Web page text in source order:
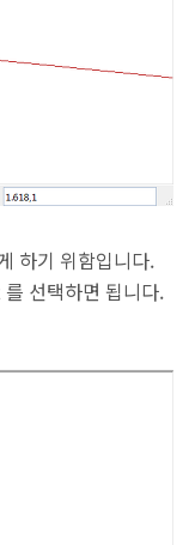
하기 위함입니다.
선택하면 됩니다.